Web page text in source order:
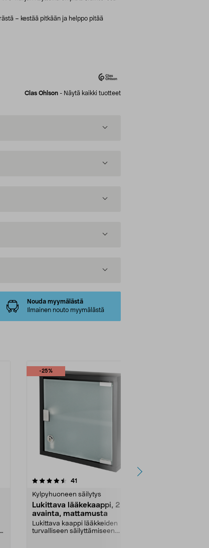
– kestää pitkään ja helppo pitää
Clas Ohlson - Näytä kaikki tuotteet
Nouda myymälästä
Ilmainen nouto myymälästä
-25%
41
Kylpyhuoneen säilytys
Lukittava lääkekaappi, 2
avainta, mattamusta
Lukittava kaappi lääkkeiden
turvalliseen säilyttämiseen.
4.5viidestä